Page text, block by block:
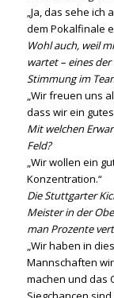
„Ja, das sehe ich
dem Pokalfinale
Wohl auch, weil
wartet – eines
Stimmung im
„Wir freuen uns
dass wir ein
Mit welchen
Feld?
„Wir wollen ein
Konzentration.“
Die Stuttgarter
Meister in der
man Prozente
„Wir haben in
Mannschaften
machen und das